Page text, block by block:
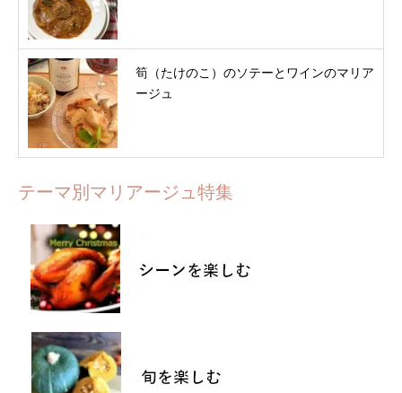
筍（たけのこ）のソテーとワインのマリア
ージュ
テーマ別マリアージュ特集